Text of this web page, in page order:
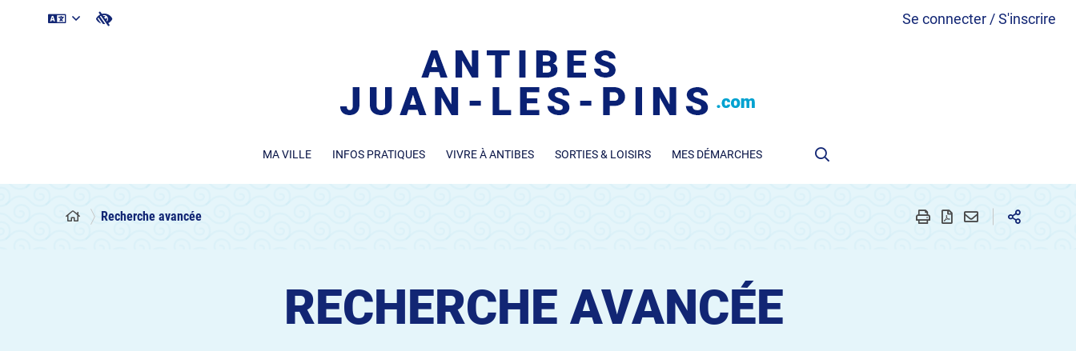
Se connecter / S'inscrire
MA VILLE INFOS PRATIQUES VIVRE À ANTIBES SORTIES & LOISIRS MES DÉMARCHES
Recherche avancée
RECHERCHE AVANCÉE